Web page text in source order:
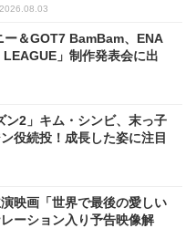
2026.08.03
ー＆GOT7 BamBam、ENA
」制作発表会に出
ン2」キム・シンビ、末っ子
役続投！成長した姿に注目
映画「世界で最後の愛しい
ーション入り予告映像解